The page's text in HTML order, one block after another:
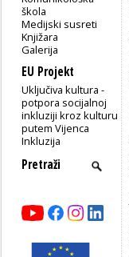
škola
Medijski susreti
Knjižara
Galerija
EU Projekt
Uključiva kultura -
potpora socijalnoj
inkluziji kroz kulturu
putem Vijenca
Inkluzija